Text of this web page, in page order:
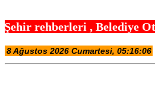
, Belediye